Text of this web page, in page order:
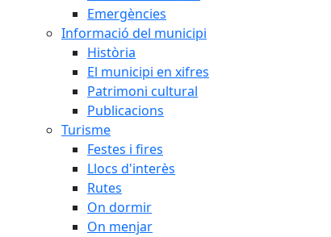
Emergències
Informació del municipi
Història
El municipi en xifres
Patrimoni cultural
Publicacions
Turisme
Festes i fires
Llocs d'interès
Rutes
On dormir
On menjar